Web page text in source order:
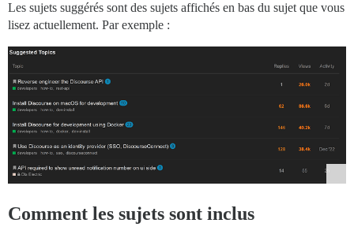
Les sujets suggérés sont des sujets affichés en bas du sujet que vous
lisez actuellement. Par exemple :
Comment les sujets sont inclus